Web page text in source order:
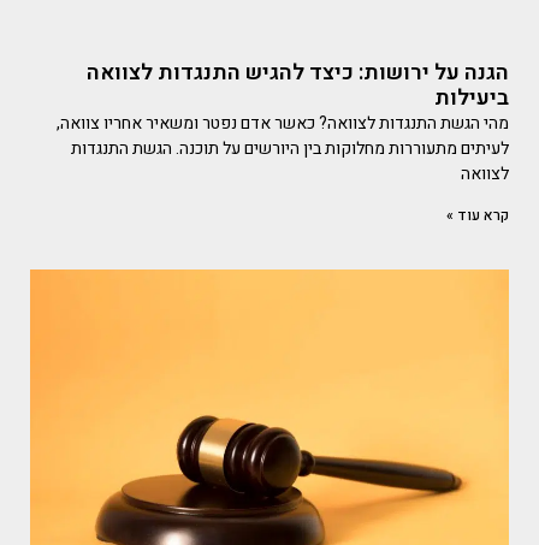
הגנה על ירושות: כיצד להגיש התנגדות לצוואה
ביעילות
מהי הגשת התנגדות לצוואה? כאשר אדם נפטר ומשאיר אחריו צוואה,
לעיתים מתעוררות מחלוקות בין היורשים על תוכנה. הגשת התנגדות
לצוואה
קרא עוד »